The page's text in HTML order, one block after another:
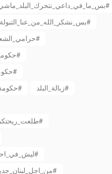
بس_ما_في_داعي_نتحرك_البلد_ماشي_وعاجقة_عفسوح#
بس_نشكر_الله_من_عنا_التبولة_والحمص_بطحينة#
حرامي_الشعب#
حكومة_التزوير_والفساد#
حكومة_النفاق_الوطني#
حكومة_النفايات_الوطنية#
زبالة_البلد#
طلعت_ريحتكم ووصلت عالمريخ#
ليش_في_احلى_من_خرا_لبنان#
من_اجل_لبنان_جديد#